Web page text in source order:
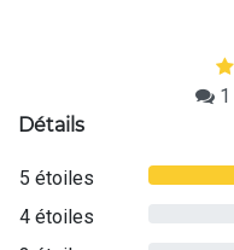
1
Détails
5 étoiles
4 étoiles